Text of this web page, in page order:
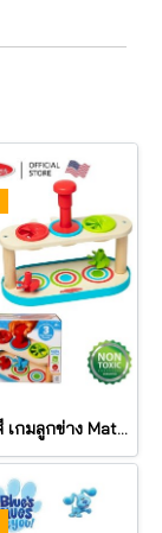
ของเล่นจับคู่สี เกมลูกข่าง Match & Push Spinning Tops รุ่น 31812 ยี่ห้อ Melissa & Doug